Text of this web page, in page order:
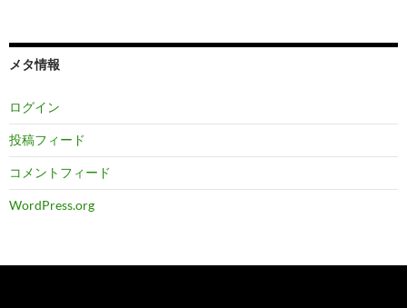
メタ情報
ログイン
投稿フィード
コメントフィード
WordPress.org